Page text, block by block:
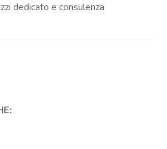
dedicato e consulenza